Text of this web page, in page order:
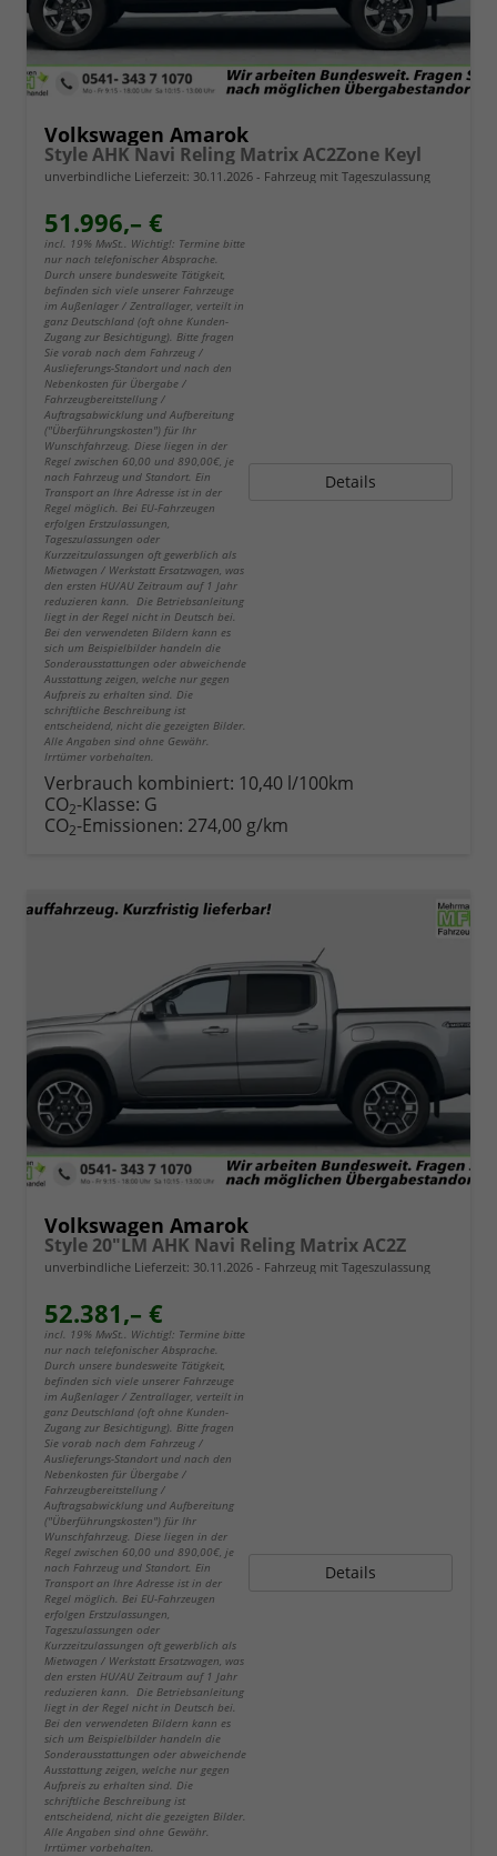
Volkswagen Amarok
Style AHK Navi Reling Matrix AC2Zone Keyl
unverbindliche Lieferzeit: 30.11.2026 Fahrzeug mit Tageszulassung
51.996,– €
incl. 19% MwSt.. Wichtig!: Termine bitte
nur nach telefonischer Absprache.
Durch unsere bundesweite Tätigkeit,
befinden sich viele unserer Fahrzeuge
im Außenlager / Zentrallager, verteilt in
ganz Deutschland (oft ohne Kunden-
Zugang zur Besichtigung). Bitte fragen
Sie vorab nach dem Fahrzeug /
Auslieferungs-Standort und nach den
Nebenkosten für Übergabe /
Fahrzeugbereitstellung /
Auftragsabwicklung und Aufbereitung
("Überführungskosten") für Ihr
Wunschfahrzeug. Diese liegen in der
Regel zwischen 60,00 und 890,00€, je
nach Fahrzeug und Standort. Ein
Transport an Ihre Adresse ist in der
Regel möglich. Bei EU-Fahrzeugen
erfolgen Erstzulassungen,
Tageszulassungen oder
Kurzzeitzulassungen oft gewerblich als
Mietwagen / Werkstatt Ersatzwagen, was
den ersten HU/AU Zeitraum auf 1 Jahr
reduzieren kann. Die Betriebsanleitung
liegt in der Regel nicht in Deutsch bei.
Bei den verwendeten Bildern kann es
sich um Beispielbilder handeln die
Sonderausstattungen oder abweichende
Ausstattung zeigen, welche nur gegen
Aufpreis zu erhalten sind. Die
schriftliche Beschreibung ist
entscheidend, nicht die gezeigten Bilder.
Alle Angaben sind ohne Gewähr.
Irrtümer vorbehalten.
Details
Verbrauch kombiniert: 10,40 l/100km
CO2-Klasse: G
CO2-Emissionen: 274,00 g/km
Volkswagen Amarok
Style 20"LM AHK Navi Reling Matrix AC2Z
unverbindliche Lieferzeit: 30.11.2026 Fahrzeug mit Tageszulassung
52.381,– €
incl. 19% MwSt.. Wichtig!: Termine bitte
nur nach telefonischer Absprache.
Durch unsere bundesweite Tätigkeit,
befinden sich viele unserer Fahrzeuge
im Außenlager / Zentrallager, verteilt in
ganz Deutschland (oft ohne Kunden-
Zugang zur Besichtigung). Bitte fragen
Sie vorab nach dem Fahrzeug /
Auslieferungs-Standort und nach den
Nebenkosten für Übergabe /
Fahrzeugbereitstellung /
Auftragsabwicklung und Aufbereitung
("Überführungskosten") für Ihr
Wunschfahrzeug. Diese liegen in der
Regel zwischen 60,00 und 890,00€, je
nach Fahrzeug und Standort. Ein
Transport an Ihre Adresse ist in der
Regel möglich. Bei EU-Fahrzeugen
erfolgen Erstzulassungen,
Tageszulassungen oder
Kurzzeitzulassungen oft gewerblich als
Mietwagen / Werkstatt Ersatzwagen, was
den ersten HU/AU Zeitraum auf 1 Jahr
reduzieren kann. Die Betriebsanleitung
liegt in der Regel nicht in Deutsch bei.
Bei den verwendeten Bildern kann es
sich um Beispielbilder handeln die
Sonderausstattungen oder abweichende
Ausstattung zeigen, welche nur gegen
Aufpreis zu erhalten sind. Die
schriftliche Beschreibung ist
entscheidend, nicht die gezeigten Bilder.
Alle Angaben sind ohne Gewähr.
Irrtümer vorbehalten.
Details